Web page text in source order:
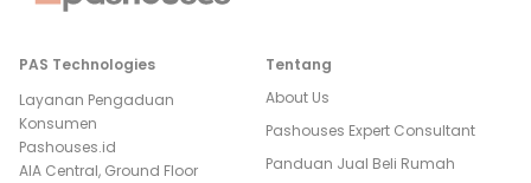
PAS Technologies
Layanan Pengaduan
Konsumen
Pashouses.id
AIA Central, Ground Floor
Tentang
About Us
Pashouses Expert Consultant
Panduan Jual Beli Rumah